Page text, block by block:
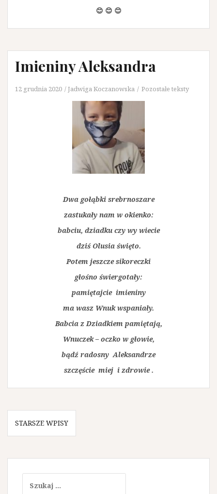
😊 😊 😊
Imieniny Aleksandra
12 grudnia 2020 Jadwiga Koczanowska Pozostałe teksty
Dwa gołąbki srebrnoszare
zastukały nam w okienko:
babciu, dziadku czy wy wiecie
dziś Olusia święto.
Potem jeszcze sikoreczki
głośno świergotały:
pamiętajcie imieniny
ma wasz Wnuk wspaniały.
Babcia z Dziadkiem pamiętają,
Wnuczek – oczko w głowie,
bądź radosny Aleksandrze
szczęście miej i zdrowie .
N
w
STARSZE WPISY